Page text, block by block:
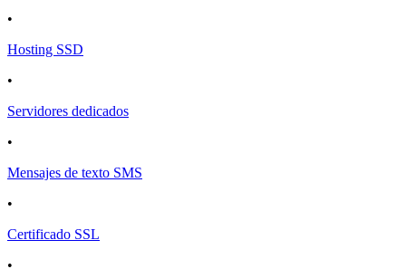
•
Hosting SSD
•
Servidores dedicados
•
Mensajes de texto SMS
•
Certificado SSL
•